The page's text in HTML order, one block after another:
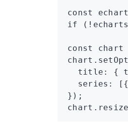
const
if ( !
const chart
chart
  title
: {
  series
: [{
});
chart .resize